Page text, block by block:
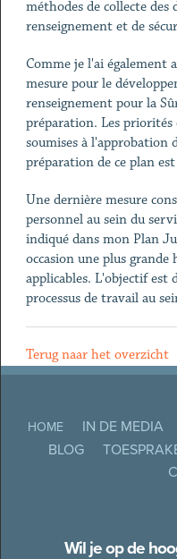
méthodes de collecte des
renseignement et de
Comme je l'ai également
mesure pour le
renseignement pour la
préparation. Les
soumises à l'approbation
préparation de ce plan
Une dernière mesure
personnel au sein du
indiqué dans mon Plan
occasion une plus
applicables. L'objectif est
processus de travail au
Terug naar het overzicht
HOME IN DE MEDIA
BLOG
Wil je op de